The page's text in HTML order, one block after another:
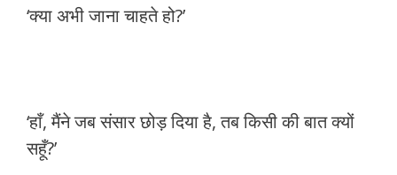
‘क्या अभी जाना चाहते हो?’
‘हाँ, मैंने जब संसार छोड़ दिया है, तब किसी की बात क्यों
सहूँ?’